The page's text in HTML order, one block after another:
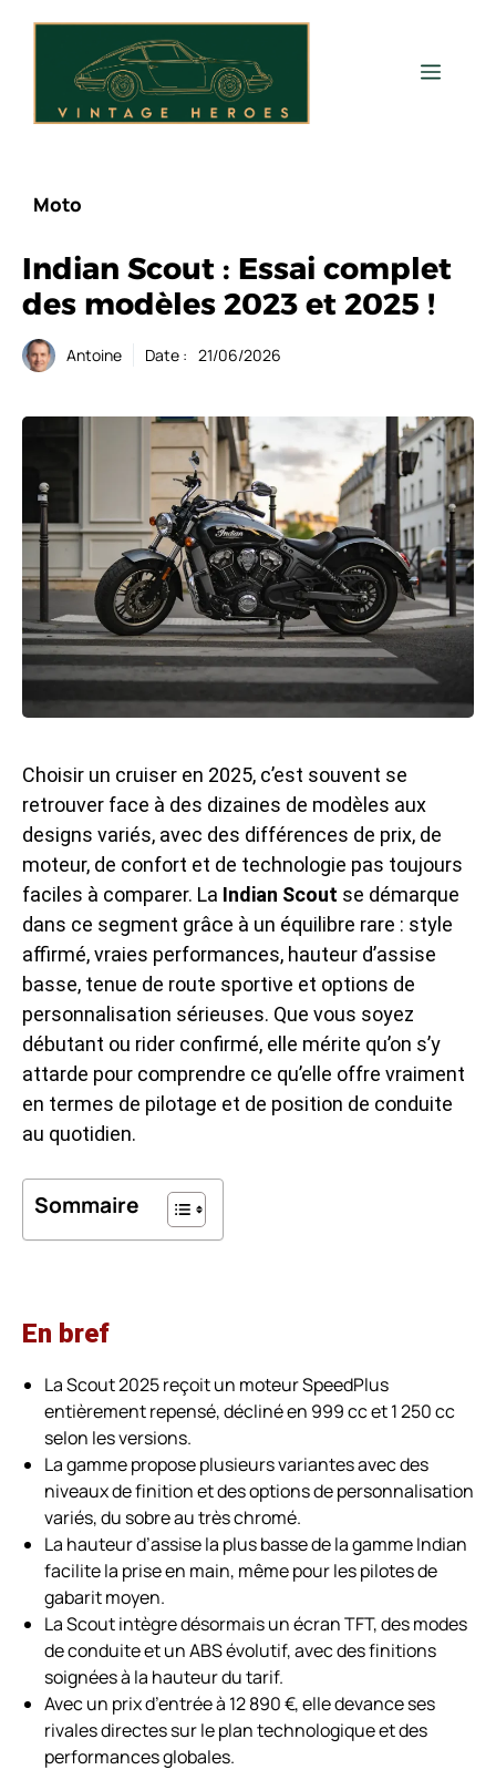
Menu
Moto
Indian Scout : Essai complet
des modèles 2023 et 2025 !
Antoine Date : 21/06/2026
Choisir un cruiser en 2025, c’est souvent se
retrouver face à des dizaines de modèles aux
designs variés, avec des différences de prix, de
moteur, de confort et de technologie pas toujours
faciles à comparer. La Indian Scout se démarque
dans ce segment grâce à un équilibre rare : style
affirmé, vraies performances, hauteur d’assise
basse, tenue de route sportive et options de
personnalisation sérieuses. Que vous soyez
débutant ou rider confirmé, elle mérite qu’on s’y
attarde pour comprendre ce qu’elle offre vraiment
en termes de pilotage et de position de conduite
au quotidien.
Sommaire
En bref
La Scout 2025 reçoit un moteur SpeedPlus
entièrement repensé, décliné en 999 cc et 1 250 cc
selon les versions.
La gamme propose plusieurs variantes avec des
niveaux de finition et des options de personnalisation
variés, du sobre au très chromé.
La hauteur d’assise la plus basse de la gamme Indian
facilite la prise en main, même pour les pilotes de
gabarit moyen.
La Scout intègre désormais un écran TFT, des modes
de conduite et un ABS évolutif, avec des finitions
soignées à la hauteur du tarif.
Avec un prix d’entrée à 12 890 €, elle devance ses
rivales directes sur le plan technologique et des
performances globales.